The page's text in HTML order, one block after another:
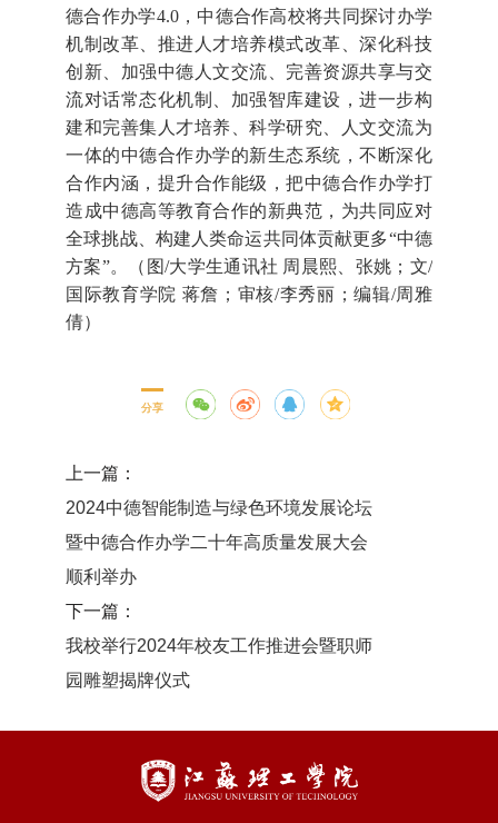
德合作办学4.0，中德合作高校将共同探讨办学
机制改革、推进人才培养模式改革、深化科技
创新、加强中德人文交流、完善资源共享与交
流对话常态化机制、加强智库建设，进一步构
建和完善集人才培养、科学研究、人文交流为
一体的中德合作办学的新生态系统，不断深化
合作内涵，提升合作能级，把中德合作办学打
造成中德高等教育合作的新典范，为共同应对
全球挑战、构建人类命运共同体贡献更多“中德
方案”。（图/大学生通讯社 周晨熙、张姚；文/
国际教育学院 蒋詹；审核/李秀丽；编辑/周雅
倩）
分享
上一篇：
2024中德智能制造与绿色环境发展论坛
暨中德合作办学二十年高质量发展大会
顺利举办
下一篇：
我校举行2024年校友工作推进会暨职师
园雕塑揭牌仪式